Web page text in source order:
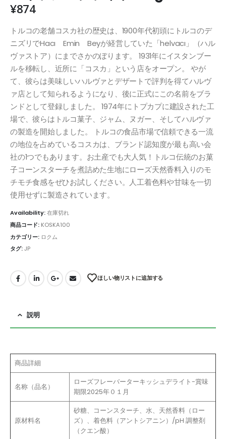
¥874
トルコの老舗コスカ社の歴史は、1900年代初頭にトルコのデ
ニズリでHacı Emin Beyが経営していた「helvacı」（ハル
ヴァストア）にまでさかのぼります。 1931年にイスタンブー
ルを移転し、近所に「コスカ」という店をオープン。 やが
て、彼らは美味しいハルヴァとデザートで評判を得てハルヴ
ァ店として知られるようになり、後に正式にこの名前をブラ
ンドとして登録しました。 1974年にトプカプに建設された工
場で、彼らはトルコ菓子、ジャム、ヌガー、そしてハルヴァ
の製造を開始しました。 トルコの食品市場で信頼できる一流
の地位を占めているコスカは、ブランド認知度が最も高い会
社の1つでもあります。お土産でも大人気！トルコ伝統のお菓
子コーンスターチを煮詰めた生地にローズ天然香料入りのモ
チモチ食感をぜひお試しください。人工着色料や甘味を一切
使用せずに製造されています。
Availability:在庫切れ
商品コード: KOSKA100
カテゴリー: ロクム
タグ:JP
ほしい物リストに追加する
説明
商品詳細
名称（品名）
ローズフレーバーターキッシュデライト-賞味
期限2025年０１月
原材料名
砂糖、コーンスターチ、水、天然香料（ロー
ズ）、着色料（アントシアニン）/pH 調整剤
（クエン酸）